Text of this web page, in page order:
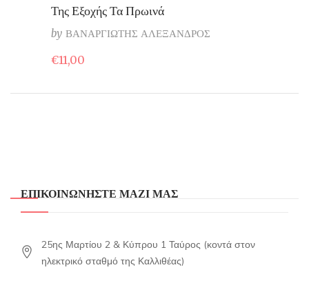
Της Εξοχής Τα Πρωινά
by ΒΑΝΑΡΓΙΩΤΗΣ ΑΛΕΞΑΝΔΡΟΣ
€11,00
ΕΠΙΚΟΙΝΩΝΗΣΤΕ ΜΑΖΙ ΜΑΣ
25ης Μαρτίου 2 & Κύπρου 1 Ταύρος (κοντά στον
ηλεκτρικό σταθμό της Καλλιθέας)